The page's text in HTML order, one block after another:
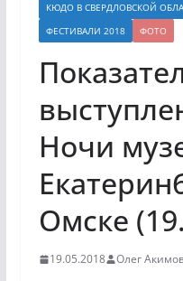
КЮДО В СВЕРДЛОВСКОЙ
ФЕСТИВАЛИ 2018
ФОТО
Ночи
Омске
19.05.2018 Олег